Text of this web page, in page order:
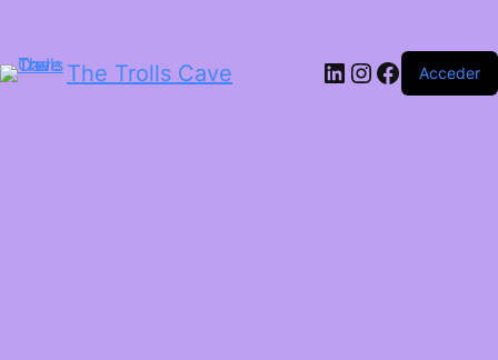
The Trolls Cave LinkedIn
Instagram
Facebook
Acceder